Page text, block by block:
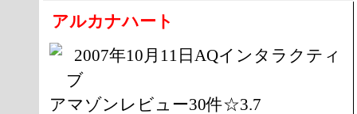
アルカナハート
2007年10月11日AQインタラクティ
ブ
アマゾンレビュー30件☆3.7